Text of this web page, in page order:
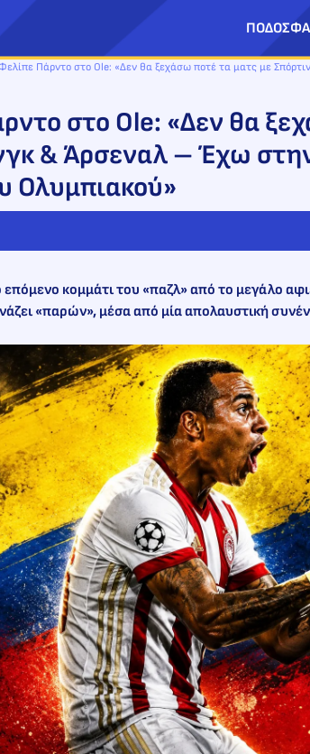
Φελίπε Πάρντο στο Ole: «Δεν θα ξεχάσω ποτέ τα ματς με
στο Ole: «Δεν θα
& Άρσεναλ – Έχω
Ολυμπιακού»
επόμενο κομμάτι του «παζλ» από το μεγάλο
«παρών», μέσα από μία απολαυστική